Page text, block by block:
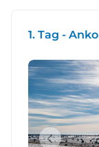
1. Tag -